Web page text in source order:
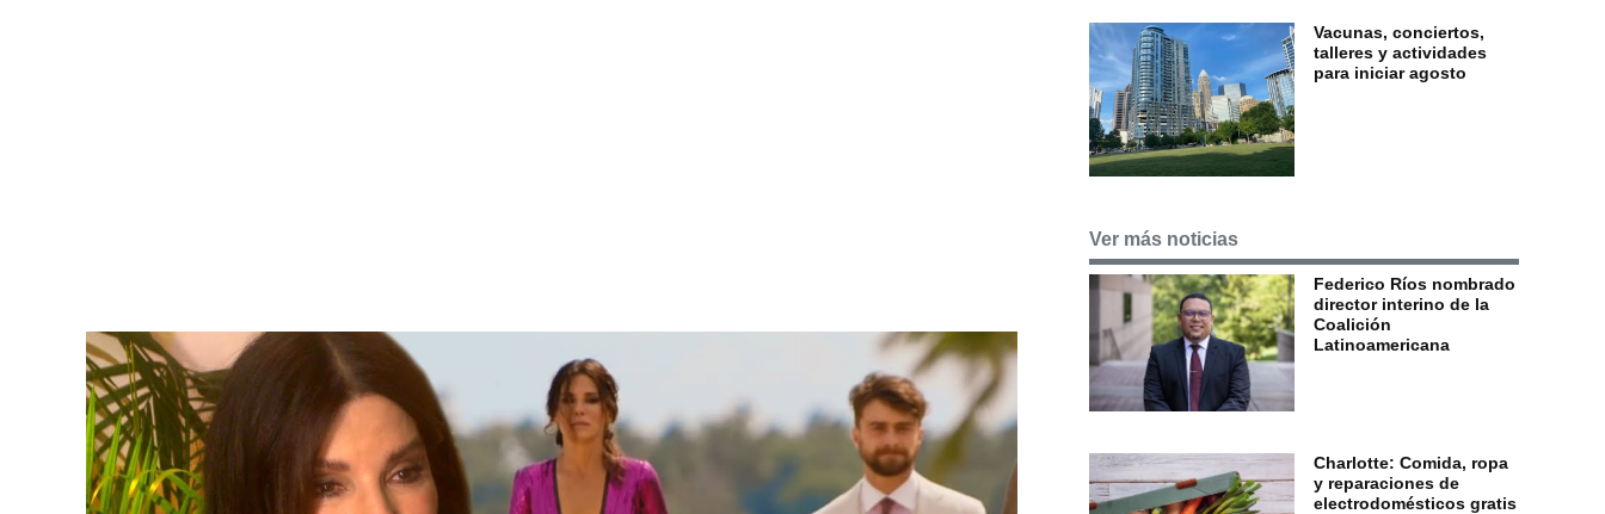
Vacunas, conciertos,
talleres y actividades
para iniciar agosto
Ver más noticias
Federico Ríos nombrado
director interino de la
Coalición
Latinoamericana
Charlotte: Comida, ropa
y reparaciones de
electrodomésticos gratis